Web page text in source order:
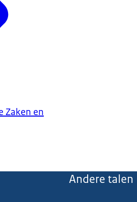
Zaken en
Andere talen